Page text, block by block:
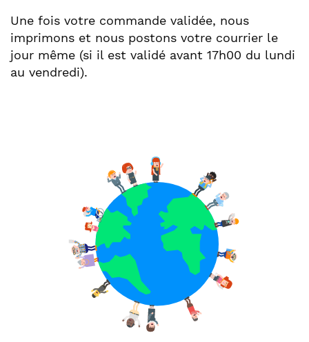
Une fois votre commande validée, nous
imprimons et nous postons votre courrier le
jour même (si il est validé avant 17h00 du lundi
au vendredi).